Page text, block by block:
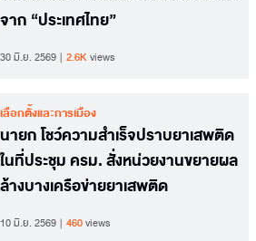
จาก “ประเทศไทย”
30 มิ.ย. 2569 2.6Kviews
เลือกตั้งและการเมือง
นายก โชว์ความสำเร็จปราบยาเสพติด
ในที่ประชุม ครม. สั่งหน่วยงานขยายผล
ล้างบางเครือข่ายยาเสพติด
10 มิ.ย. 2569 460views